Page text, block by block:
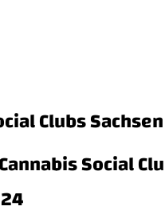
Clubs Sachsen
Social